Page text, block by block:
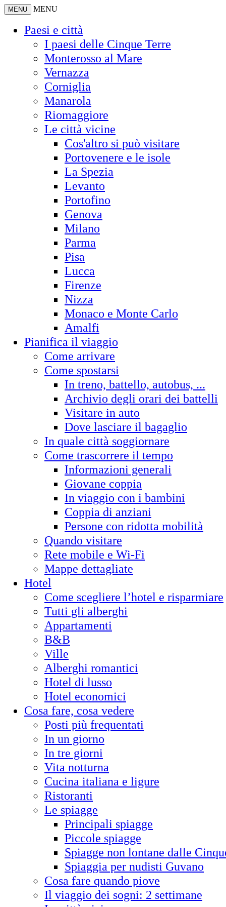
MENU MENU
Paesi e città
I paesi delle Cinque Terre
Monterosso al Mare
Vernazza
Corniglia
Manarola
Riomaggiore
Le città vicine
Cos'altro si può visitare
Portovenere e le isole
La Spezia
Levanto
Portofino
Genova
Milano
Parma
Pisa
Lucca
Firenze
Nizza
Monaco e Monte Carlo
Amalfi
Pianifica il viaggio
Come arrivare
Come spostarsi
In treno, battello, autobus, ...
Archivio degli orari dei battelli
Visitare in auto
Dove lasciare il bagaglio
In quale città soggiornare
Come trascorrere il tempo
Informazioni generali
Giovane coppia
In viaggio con i bambini
Coppia di anziani
Persone con ridotta mobilità
Quando visitare
Rete mobile e Wi-Fi
Mappe dettagliate
Hotel
Come scegliere l’hotel e risparmiare
Tutti gli alberghi
Appartamenti
B&B
Ville
Alberghi romantici
Hotel di lusso
Hotel economici
Cosa fare, cosa vedere
Posti più frequentati
In un giorno
In tre giorni
Vita notturna
Cucina italiana e ligure
Ristoranti
Le spiagge
Principali spiagge
Piccole spiagge
Spiagge non lontane dalle
Spiaggia per nudisti Guvano
Cosa fare quando piove
Il viaggio dei sogni: 2 settimane